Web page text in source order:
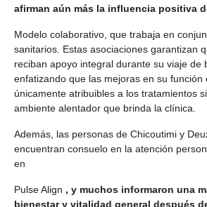
afirman aún más la influencia positiva
Modelo colaborativo, que trabaja en
sanitarios. Estas asociaciones garantizan
reciban apoyo integral durante su viaje de
enfatizando que las mejoras en su función
únicamente atribuibles a los tratamientos
ambiente alentador que brinda la clínica.
Además, las personas de Chicoutimi y
encuentran consuelo en la atención
en
Pulse Align , y muchos informaron una
bienestar y vitalidad general después